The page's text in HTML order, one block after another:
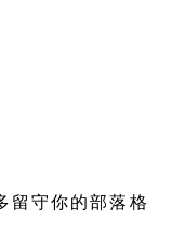
留守你的部落格